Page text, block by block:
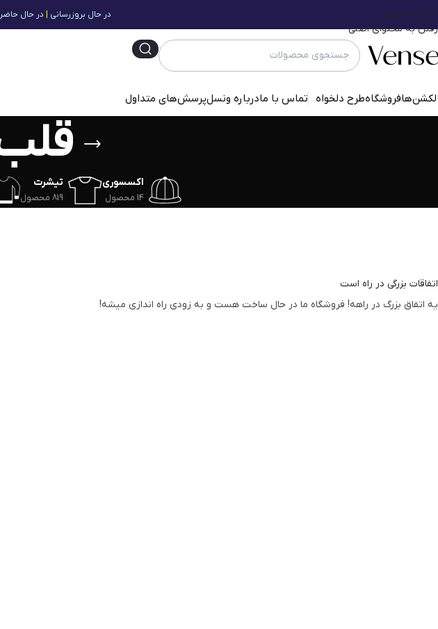
عبور به ناوبری
رفتن به محتوای اصلی
در حال بروزرسانی در حال
فروشگاهطرح دلخواه تماس با مادرباره ونسلپرسش‌‌های متداول
اکسسوری
14 محصول
تیشرت
819 محصول
اتفاقات بزرگی در راه است
یه اتفاق بزرگ در راهه! فروشگاه ما در حال ساخت هست و به زودی راه اندازی میشه!